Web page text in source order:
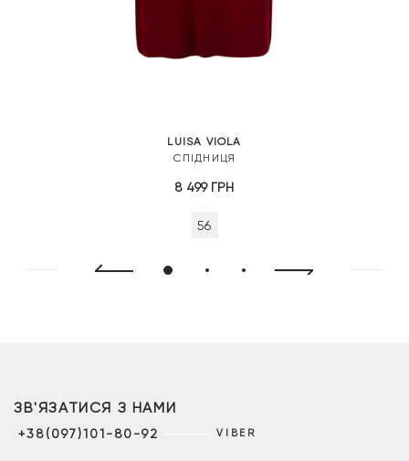
LUISA VIOLA
СПІДНИЦЯ
8 499 ГРН
56
ЗВ'ЯЗАТИСЯ З НАМИ
+38(097)101-80-92 VIBER